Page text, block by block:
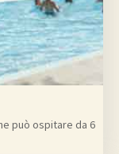
può ospitare da 6